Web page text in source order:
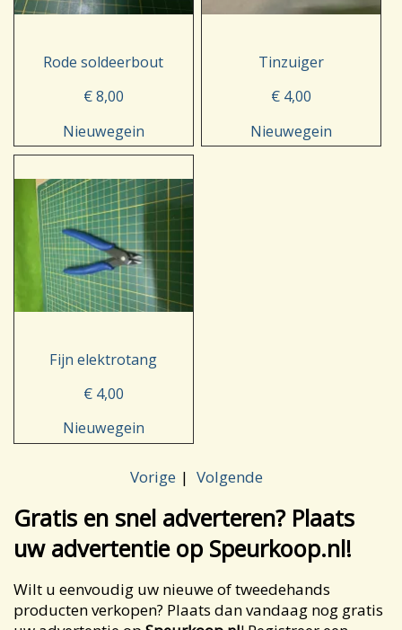
Rode soldeerbout
€ 8,00
Nieuwegein
Tinzuiger
€ 4,00
Nieuwegein
Fijn elektrotang
€ 4,00
Nieuwegein
Vorige Volgende
Gratis en snel adverteren? Plaats
uw advertentie op Speurkoop.nl!
Wilt u eenvoudig uw nieuwe of tweedehands
producten verkopen? Plaats dan vandaag nog gratis